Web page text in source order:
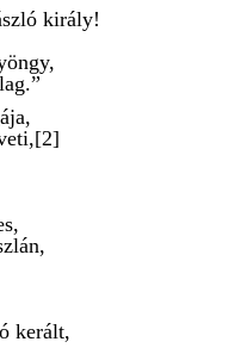
király!
kerált,